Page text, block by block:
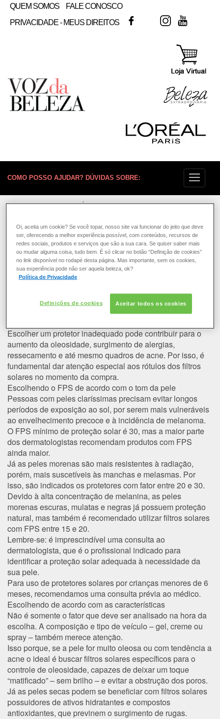
QUEM SOMOS
FALE CONOSCO
PRIVACIDADE - MEUS DIREITOS
FACEBOOKTWITTERINSTAGRAM
COMO POSSO AJUDAR? DÚVIDAS SOBRE:
COLORAÇÃO
CABELO
SOLAR
CONSULTORIA DE PRODUTOS LOREAL PARIS
VOZ DA BELEZA L'ORÉAL PARIS SOLAR
Qual é o protetor solar ideal para
o meu tipo de pele?
Seja qual for a estação do ano, o filtro solar deve ser
utilizado diariamente para evitar danos irreversíveis à
dermatologistas e para segui-lo à risca é importante saber
qual a proteção ideal para cada tipo de pele, conforme sua
Escolher um protetor inadequado pode contribuir para o
aumento da oleosidade, surgimento de alergias,
ressecamento e até mesmo quadros de acne. Por isso, é
fundamental dar atenção especial aos rótulos dos filtros
solares no momento da compra.
Escolhendo o FPS de acordo com o tom da pele
Pessoas com peles claríssimas precisam evitar longos
períodos de exposição ao sol, por serem mais vulneráveis
ao envelhecimento precoce e à incidência de melanoma.
O FPS mínimo de proteção solar é 30, mas a maior parte
dos dermatologistas recomendam produtos com FPS
ainda maior.
Já as peles morenas são mais resistentes à radiação,
porém, mais suscetíveis às manchas e melasmas. Por
isso, são indicados os protetores com fator entre 20 e 30.
Devido à alta concentração de melanina, as peles
morenas escuras, mulatas e negras já possuem proteção
natural, mas também é recomendado utilizar filtros solares
com FPS entre 15 e 20.
Lembre-se: é imprescindível uma consulta ao
dermatologista, que é o profissional indicado para
identificar a proteção solar adequada à necessidade da
sua pele.
Para uso de protetores solares por crianças menores de 6
meses, recomendamos uma consulta prévia ao médico.
Escolhendo de acordo com as características
Não é somente o fator que deve ser analisado na hora da
escolha. A composição e tipo de veículo – gel, creme ou
spray – também merece atenção.
Isso porque, se a pele for muito oleosa ou com tendência a
acne o ideal é buscar filtros solares específicos para o
controle de oleosidade, capazes de deixar um toque
“matificado” – sem brilho – e evitar a obstrução dos poros.
Já as peles secas podem se beneficiar com filtros solares
possuidores de ativos hidratantes e compostos
antioxidantes, que previnem o surgimento de rugas.
Oi, aceita um cookie? Se você topar, nosso site vai funcionar do jeito que deve
ser, oferecendo a melhor experiência possível, com conteúdos, recursos de
redes sociais, produtos e serviços que são a sua cara. Se quiser saber mais
ou mudar alguma coisa, tudo bem. É só clicar no botão “Definição de cookies”
no link disponível no rodapé desta página. Mas importante, sem os cookies,
sua experiência pode não ser aquela beleza, ok?
Política de Privacidade
Definições de cookies Aceitar todos os cookies